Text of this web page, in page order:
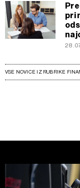
pri
VSE NOVICE IZ RUBRIKE